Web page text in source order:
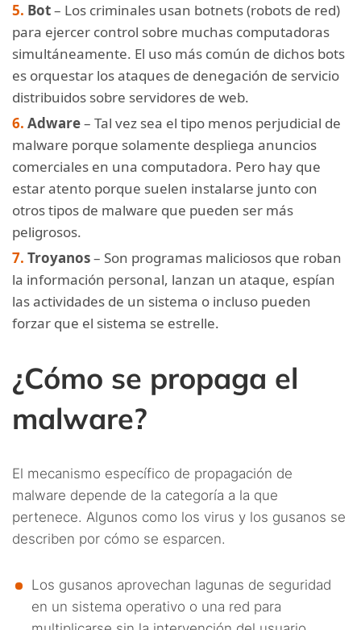
Bot– Los criminales usan botnets (robots de red)
para ejercer control sobre muchas computadoras
simultáneamente. El uso más común de dichos bots
es orquestar los ataques de denegación de servicio
distribuidos sobre servidores de web.
Adware– Tal vez sea el tipo menos perjudicial de
malware porque solamente despliega anuncios
comerciales en una computadora. Pero hay que
estar atento porque suelen instalarse junto con
otros tipos de malware que pueden ser más
peligrosos.
Troyanos– Son programas maliciosos que roban
la información personal, lanzan un ataque, espían
las actividades de un sistema o incluso pueden
forzar que el sistema se estrelle.
¿Cómo se propaga el
malware?
El mecanismo específico de propagación de
malware depende de la categoría a la que
pertenece. Algunos como los virus y los gusanos se
describen por cómo se esparcen.
Los gusanos aprovechan lagunas de seguridad
en un sistema operativo o una red para